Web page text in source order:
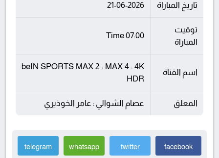
تاريخ المباراة 21-06-2026
توقيت
المباراة
07:00 Time
اسم القناة
beIN SPORTS MAX 2 : MAX 4 : 4K
HDR
المعلق عصام الشوالي : عامر الخوذيري
facebook
twitter
whatsapp
telegram